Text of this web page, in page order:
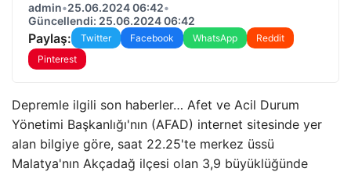
admin•25.06.2024 06:42•
Güncellendi: 25.06.2024 06:42
Paylaş: Twitter Facebook WhatsApp
Reddit
Pinterest
Depremle ilgili son haberler… Afet ve Acil Durum
Yönetimi Başkanlığı'nın (AFAD) internet sitesinde yer
alan bilgiye göre, saat 22.25'te merkez üssü
Malatya'nın Akçadağ ilçesi olan 3,9 büyüklüğünde